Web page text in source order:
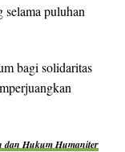
selama puluhan
bagi solidaritas
dan Hukum Humaniter